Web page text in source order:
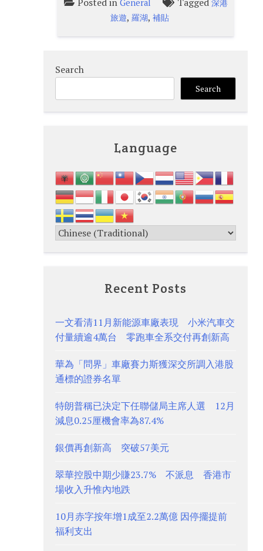
General
深港
旅遊,羅湖,補貼
Search
Search
Language
Recent Posts
一文看清11月新能源車廠表現 小米汽車交
付量續逾4萬台 零跑車全系交付再創新高
華為「問界」車廠賽力斯獲深交所調入港股
通標的證券名單
特朗普稱已決定下任聯儲局主席人選 12月
減息0.25厘機會率為87.4%
銀價再創新高 突破57美元
翠華控股中期少賺23.7% 不派息 香港市
場收入升惟內地跌
10月赤字按年增1成至2.2萬億 因停擺提前
福利支出